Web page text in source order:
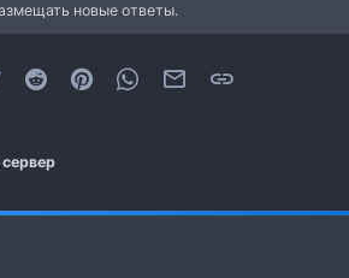
новые ответы.
Twitter Reddit PinterestWhatsAppЭлектронная почта